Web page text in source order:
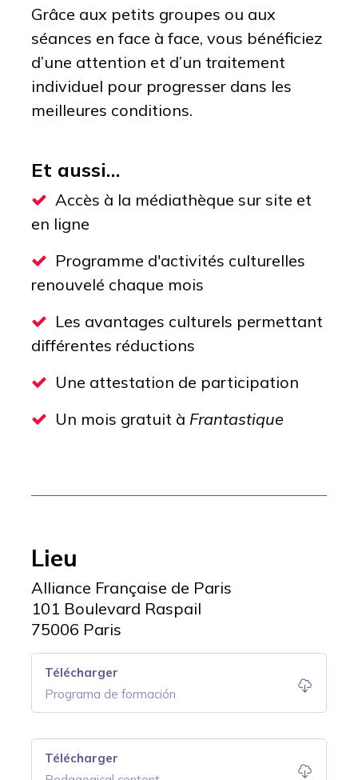
Grâce aux petits groupes ou aux
séances en face à face, vous bénéficiez
d’une attention et d’un traitement
individuel pour progresser dans les
meilleures conditions.
Et aussi…
Accès à la médiathèque sur site et
en ligne
Programme d'activités culturelles
renouvelé chaque mois
Les avantages culturels permettant
différentes réductions
Une attestation de participation
Un mois gratuit à Frantastique
Lieu
Alliance Française de Paris
101 Boulevard Raspail
75006 Paris
Télécharger
Programa de formación
Télécharger